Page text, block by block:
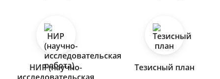
НИР (научно-
Тезисный план